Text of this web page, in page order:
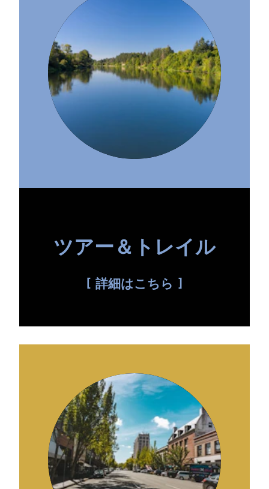
ツアー＆トレイル
詳細はこちら